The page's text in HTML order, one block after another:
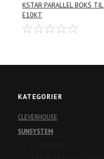
KSTAR PARALLEL BOKS TIL
E10KT
her
for
at
købe
KATEGORIER
CLEVERHOUSE
SUNSYSTEM